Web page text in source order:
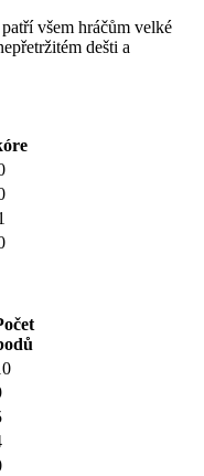
všem hráčům velké
dešti a